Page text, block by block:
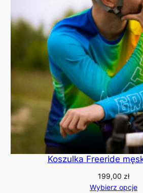
Koszulka Freeride
199,00 zł
Wybierz opcje